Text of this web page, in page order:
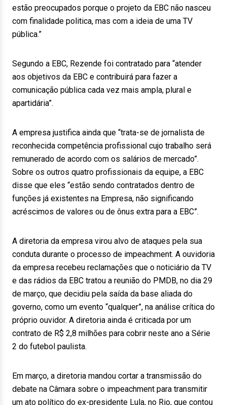
estão preocupados porque o projeto da EBC não nasceu
com finalidade politica, mas com a ideia de uma TV
pública.”
Segundo a EBC, Rezende foi contratado para “atender
aos objetivos da EBC e contribuirá para fazer a
comunicação pública cada vez mais ampla, plural e
apartidária”.
A empresa justifica ainda que “trata-se de jornalista de
reconhecida competência profissional cujo trabalho será
remunerado de acordo com os salários de mercado”.
Sobre os outros quatro profissionais da equipe, a EBC
disse que eles “estão sendo contratados dentro de
funções já existentes na Empresa, não significando
acréscimos de valores ou de ônus extra para a EBC”.
A diretoria da empresa virou alvo de ataques pela sua
conduta durante o processo de impeachment. A ouvidoria
da empresa recebeu reclamações que o noticiário da TV
e das rádios da EBC tratou a reunião do PMDB, no dia 29
de março, que decidiu pela saída da base aliada do
governo, como um evento “qualquer”, na análise crítica do
próprio ouvidor. A diretoria ainda é criticada por um
contrato de R$ 2,8 milhões para cobrir neste ano a Série
2 do futebol paulista.
Em março, a diretoria mandou cortar a transmissão do
debate na Câmara sobre o impeachment para transmitir
um ato político do ex-presidente Lula, no Rio, que contou